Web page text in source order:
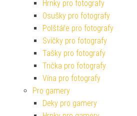
Hrnky pro fotografy
Osušky pro fotografy
Polštáře pro fotografy
Svíčky pro fotografy
Tašky pro fotografy
Trička pro fotografy
Vína pro fotografy
Pro gamery
Deky pro gamery